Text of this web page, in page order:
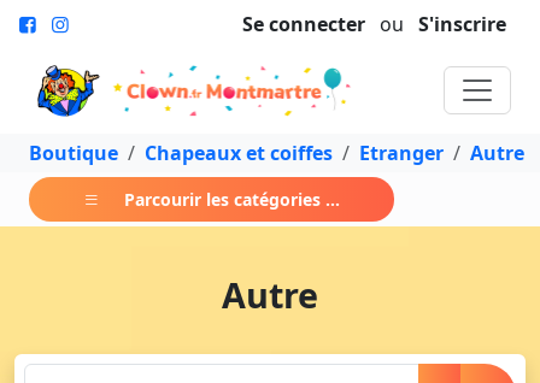
Se connecter ou S'inscrire
Boutique Chapeaux et coiffes Etranger Autre
Parcourir les catégories ...
Autre